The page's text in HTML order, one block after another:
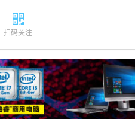
扫码关注